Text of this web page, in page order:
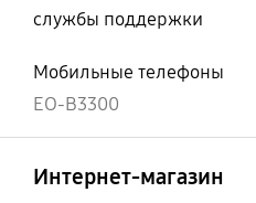
службы поддержки
Мобильные телефоны
EO-B3300
Интернет-магазин